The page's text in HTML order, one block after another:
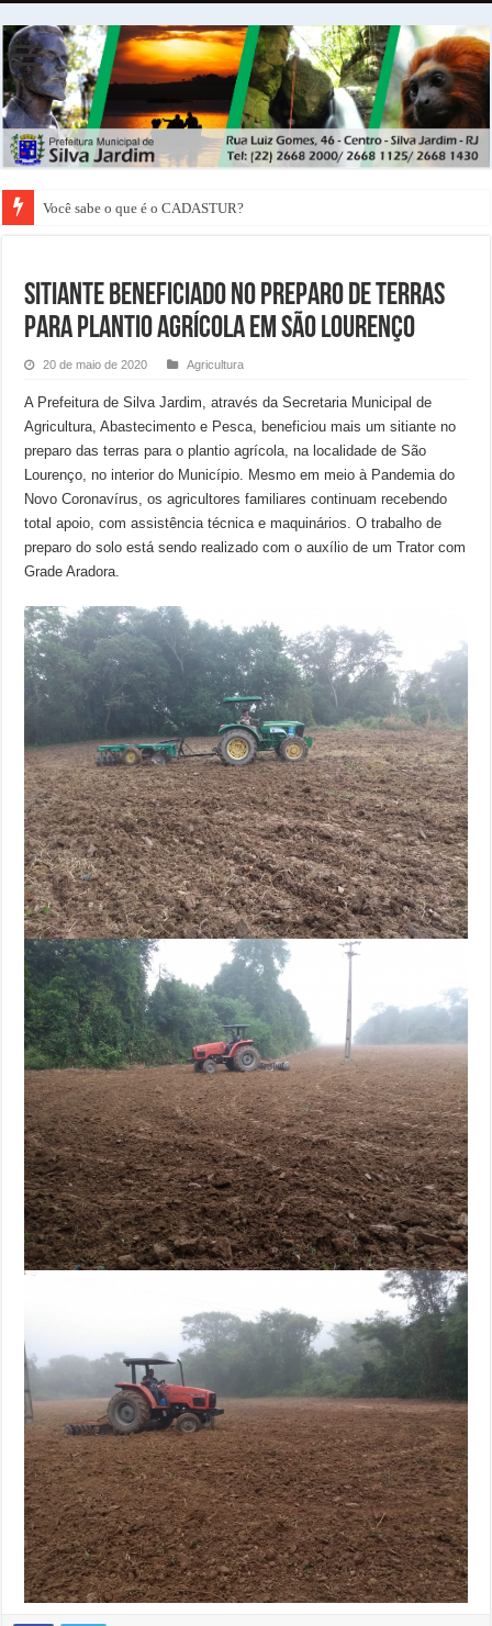
Você sabe o que é o CADASTUR?
SITIANTE BENEFICIADO NO PREPARO DE TERRAS
PARA PLANTIO AGRÍCOLA EM SÃO LOURENÇO
20 de maio de 2020 Agricultura
A Prefeitura de Silva Jardim, através da Secretaria Municipal de
Agricultura, Abastecimento e Pesca, beneficiou mais um sitiante no
preparo das terras para o plantio agrícola, na localidade de São
Lourenço, no interior do Município. Mesmo em meio à Pandemia do
Novo Coronavírus, os agricultores familiares continuam recebendo
total apoio, com assistência técnica e maquinários. O trabalho de
preparo do solo está sendo realizado com o auxílio de um Trator com
Grade Aradora.